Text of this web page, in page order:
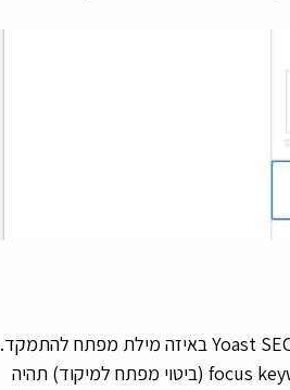
אז אחרי שהגדרתם כותרת seo ותגיות מטא אתם צריכים להגדיר בתוסף Yoast SEO באיזה מילת מפתח להתמקד.
לדוגמא: אם אני מייצר מאמר בנושא של תכשיטים המילת מפתח ב- focus keyword (ביטוי מפתח למיקוד) תהיה